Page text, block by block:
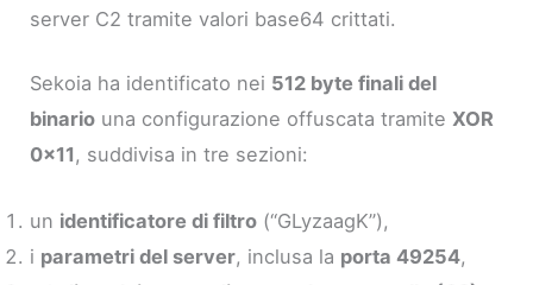
server C2 tramite valori base64 crittati.
Sekoia ha identificato nei 512 byte finali del
binario una configurazione offuscata tramiteXOR
0x11, suddivisa in tre sezioni:
un identificatore di filtro (“GLyzaagK”),
i parametri del server, inclusa la porta 49254,